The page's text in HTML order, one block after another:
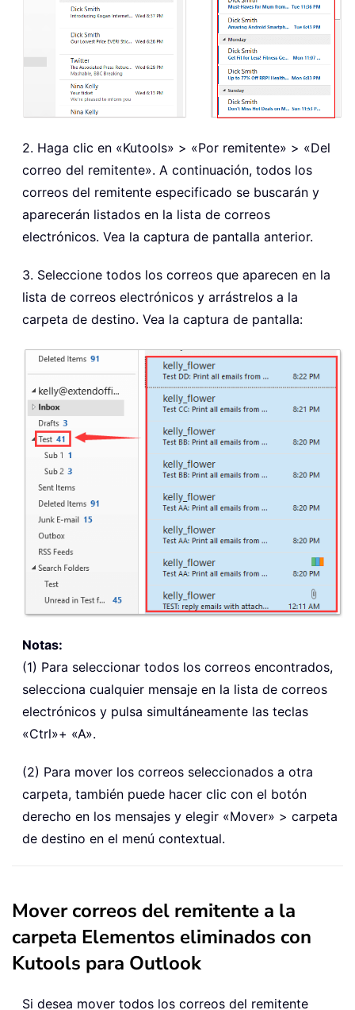
2. Haga clic en «Kutools» > «Por remitente» > «Del
correo del remitente». A continuación, todos los
correos del remitente especificado se buscarán y
aparecerán listados en la lista de correos
electrónicos. Vea la captura de pantalla anterior.
3. Seleccione todos los correos que aparecen en la
lista de correos electrónicos y arrástrelos a la
carpeta de destino. Vea la captura de pantalla:
Notas:
(1) Para seleccionar todos los correos encontrados,
selecciona cualquier mensaje en la lista de correos
electrónicos y pulsa simultáneamente las teclas
«Ctrl»+ «A».
(2) Para mover los correos seleccionados a otra
carpeta, también puede hacer clic con el botón
derecho en los mensajes y elegir «Mover» > carpeta
de destino en el menú contextual.
Mover correos del remitente a la
carpeta Elementos eliminados con
Kutools para Outlook
Si desea mover todos los correos del remitente